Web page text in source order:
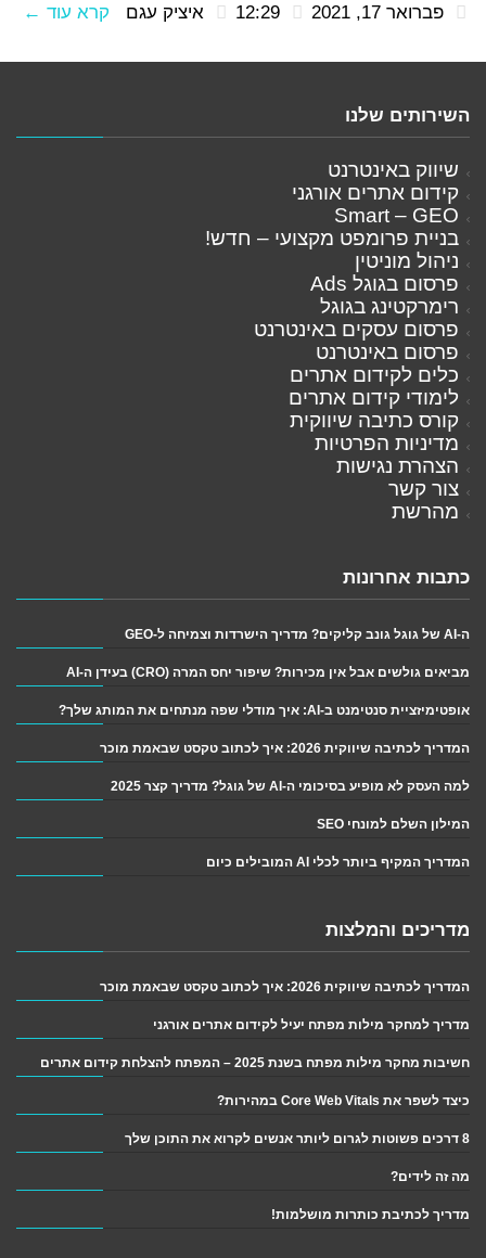
פברואר 17, 2021 איציק עגם קרא עוד ←
השירותים שלנו
שיווק באינטרנט
קידום אתרים אורגני
Smart – GEO
בניית פרומפט מקצועי – חדש!
ניהול מוניטין
פרסום בגוגל Ads
רימרקטינג בגוגל
פרסום עסקים באינטרנט
פרסום באינטרנט
כלים לקידום אתרים
לימודי קידום אתרים
קורס כתיבה שיווקית
מדיניות הפרטיות
הצהרת נגישות
צור קשר
מהרשת
כתבות אחרונות
ה-AI של גוגל גונב קליקים? מדריך הישרדות וצמיחה ל-GEO
מביאים גולשים אבל אין מכירות? שיפור יחס המרה (CRO) בעידן ה-AI
אופטימיזציית סנטימנט ב-AI: איך מודלי שפה מנתחים את המותג שלך?
המדריך לכתיבה שיווקית 2026: איך לכתוב טקסט שבאמת מוכר
למה העסק לא מופיע בסיכומי ה-AI של גוגל? מדריך קצר 2025
המילון השלם למונחי SEO
המדריך המקיף ביותר לכלי AI המובילים כיום
מדריכים והמלצות
המדריך לכתיבה שיווקית 2026: איך לכתוב טקסט שבאמת מוכר
מדריך למחקר מילות מפתח יעיל לקידום אתרים אורגני
חשיבות מחקר מילות מפתח בשנת 2025 – המפתח להצלחת קידום אתרים
כיצד לשפר את Core Web Vitals במהירות?
8 דרכים פשוטות לגרום ליותר אנשים לקרוא את התוכן שלך
מה זה לידים?
מדריך לכתיבת כותרות מושלמות!